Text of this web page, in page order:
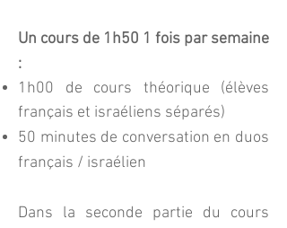
Un cours de 1h50 1 fois par semaine
:
1h00 de cours théorique (élèves
français et israéliens séparés)
50 minutes de conversation en duos
français / israélien​
Dans la seconde partie du cours